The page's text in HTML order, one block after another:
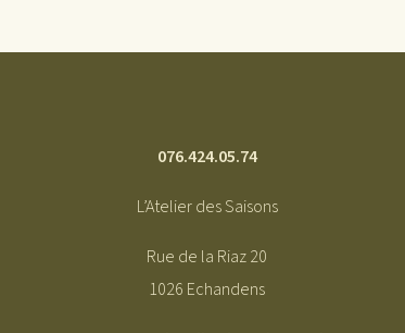
076.424.05.74
L’Atelier des Saisons
Rue de la Riaz 20
1026 Echandens